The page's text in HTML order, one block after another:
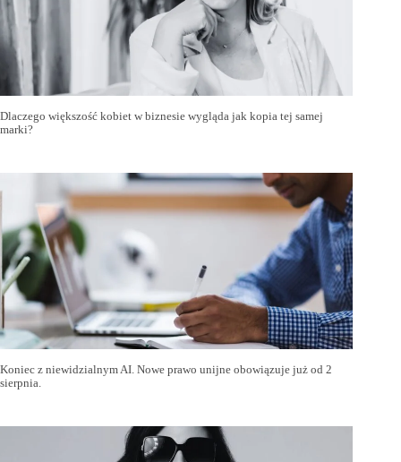
Dlaczego większość kobiet w biznesie wygląda jak kopia tej samej
marki?
Koniec z niewidzialnym AI. Nowe prawo unijne obowiązuje już od 2
sierpnia.